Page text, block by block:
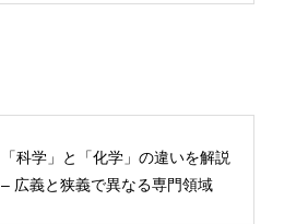
「科学」と「化学」の違いを解説
– 広義と狭義で異なる専門領域